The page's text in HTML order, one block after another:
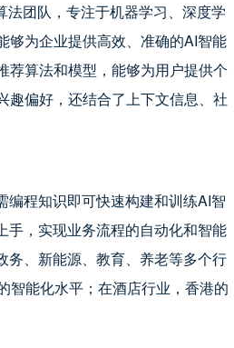
团队，专注于机器学习、深度学
够为企业提供高效、准确的AI智能
荐算法和模型，能够为用户提供个
趣偏好，还结合了上下文信息、社
程知识即可快速构建和训练AI智
手，实现业务流程的自动化和智能
务、新能源、教育、养老等多个行
智能化水平；在酒店行业，香港的